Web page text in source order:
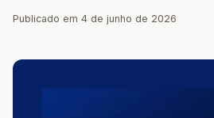
Publicado em 4 de junho de 2026